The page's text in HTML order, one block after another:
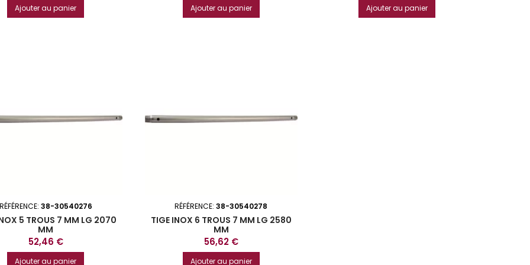
Ajouter au panier Ajouter au panier Ajouter au panier
38-30540276
5 TROUS 7 MM LG 2070
MM
Prix
52,46 €
Ajouter au panier
RÉFÉRENCE:38-30540278
TIGE INOX 6 TROUS 7 MM LG 2580
MM
Prix
56,62 €
Ajouter au panier